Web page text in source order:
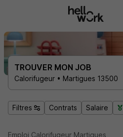
TROUVER MON JOB
Calorifugeur • Martigues 13500
Filtres Contrats Salaire
Emploi Calorifugeur Martigues